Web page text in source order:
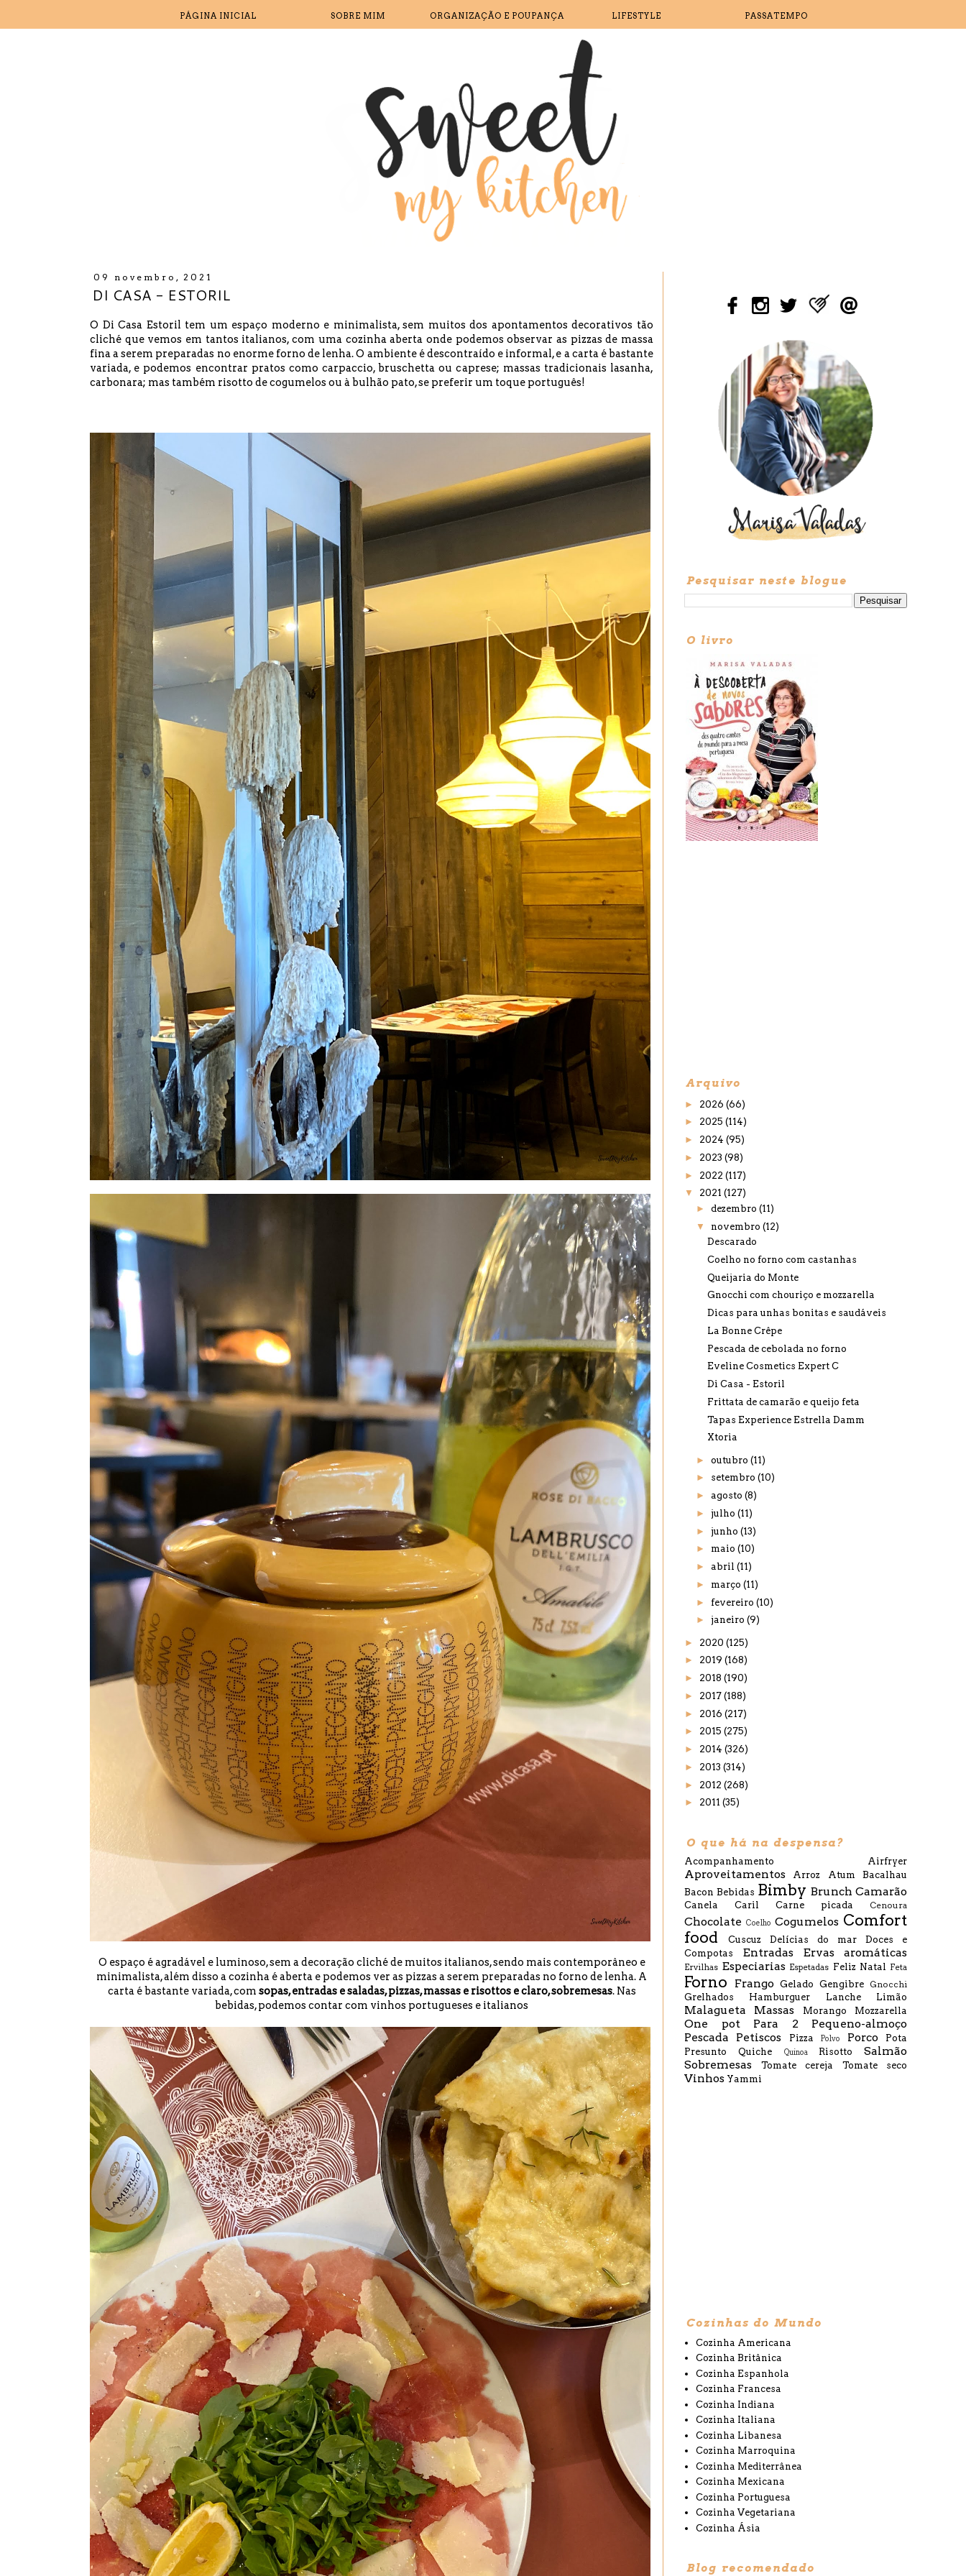
PÁGINA INICIAL SOBRE MIM ORGANIZAÇÃO E POUPANÇA LIFESTYLE PASSATEMPO
09 novembro, 2021
DI CASA - ESTORIL
O Di Casa Estoril tem um espaço moderno e minimalista, sem muitos dos apontamentos decorativos tão
cliché que vemos em tantos italianos, com uma cozinha aberta onde podemos observar as pizzas de massa
fina a serem preparadas no enorme forno de lenha. O ambiente é descontraído e informal, e a carta é bastante
variada, e podemos encontrar pratos como carpaccio, bruschetta ou caprese; massas tradicionais lasanha,
carbonara; mas também risotto de cogumelos ou à bulhão pato, se preferir um toque português!
O espaço é agradável e luminoso, sem a decoração cliché de muitos italianos, sendo mais contemporâneo e
minimalista, além disso a cozinha é aberta e podemos ver as pizzas a serem preparadas no forno de lenha. A
carta é bastante variada, com sopas, entradas e saladas, pizzas, massas e risottos e claro, sobremesas. Nas
bebidas, podemos contar com vinhos portugueses e italianos
Pesquisar neste blogue
O livro
Arquivo
► 2026 (66)
► 2025 (114)
► 2024 (95)
► 2023 (98)
► 2022 (117)
▼ 2021 (127)
► dezembro (11)
▼ novembro (12)
Descarado
Coelho no forno com castanhas
Queijaria do Monte
Gnocchi com chouriço e mozzarella
Dicas para unhas bonitas e saudáveis
La Bonne Crêpe
Pescada de cebolada no forno
Eveline Cosmetics Expert C
Di Casa - Estoril
Frittata de camarão e queijo feta
Tapas Experience Estrella Damm
Xtoria
► outubro (11)
► setembro (10)
► agosto (8)
► julho (11)
► junho (13)
► maio (10)
► abril (11)
► março (11)
► fevereiro (10)
► janeiro (9)
► 2020 (125)
► 2019 (168)
► 2018 (190)
► 2017 (188)
► 2016 (217)
► 2015 (275)
► 2014 (326)
► 2013 (314)
► 2012 (268)
► 2011 (35)
O que há na despensa?
Acompanhamento Airfryer
Aproveitamentos Arroz Atum
Bacalhau
Bacon Bebidas Bimby Brunch Camarão
Canela Caril Carne picada Cenoura
Chocolate Coelho Cogumelos Comfort
food
Cuscuz Delícias do mar
Doces e
Compotas
Entradas Ervas aromáticas
Ervilhas Especiarias Espetadas Feliz Natal Feta
Forno Frango Gelado Gengibre Gnocchi
Grelhados Hamburguer Lanche Limão
Malagueta Massas Morango Mozzarella
One pot Para 2
Pequeno-almoço
Pescada
Petiscos Pizza Polvo Porco
Pota
Presunto
Quiche Quinoa Risotto
Salmão
Sobremesas
Tomate cereja Tomate seco
Vinhos Yammi
Cozinhas do Mundo
Cozinha Americana
Cozinha Britânica
Cozinha Espanhola
Cozinha Francesa
Cozinha Indiana
Cozinha Italiana
Cozinha Libanesa
Cozinha Marroquina
Cozinha Mediterrânea
Cozinha Mexicana
Cozinha Portuguesa
Cozinha Vegetariana
Cozinha Ásia
Blog recomendado